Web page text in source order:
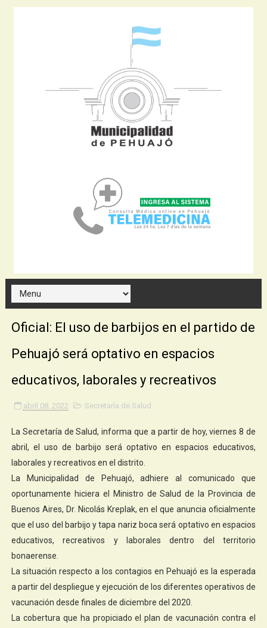
Oficial: El uso de barbijos en el partido de
Pehuajó será optativo en espacios
educativos, laborales y recreativos
abril 08, 2022 Secretaría de Salud
La Secretaría de Salud, informa que a partir de hoy, viernes 8 de
abril, el uso de barbijo será optativo en espacios educativos,
laborales y recreativos en el distrito.
La Municipalidad de Pehuajó, adhiere al comunicado que
oportunamente hiciera el Ministro de Salud de la Provincia de
Buenos Aires, Dr. Nicolás Kreplak, en el que anuncia oficialmente
que el uso del barbijo y tapa nariz boca será optativo en espacios
educativos, recreativos y laborales dentro del territorio
bonaerense.
La situación respecto a los contagios en Pehuajó es la esperada
a partir del despliegue y ejecución de los diferentes operativos de
vacunación desde finales de diciembre del 2020.
La cobertura que ha propiciado el plan de vacunación contra el